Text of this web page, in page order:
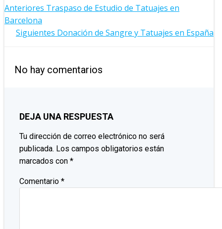
NAVEGACIÓN
POR
ENTRADAS
Anteriores Traspaso de Estudio de Tatuajes en
Barcelona
NAVEGACIÓN
POR
Siguientes Donación de Sangre y Tatuajes en España
No hay comentarios
DEJA UNA RESPUESTA
Tu dirección de correo electrónico no será
publicada. Los campos obligatorios están
marcados con *
Comentario *